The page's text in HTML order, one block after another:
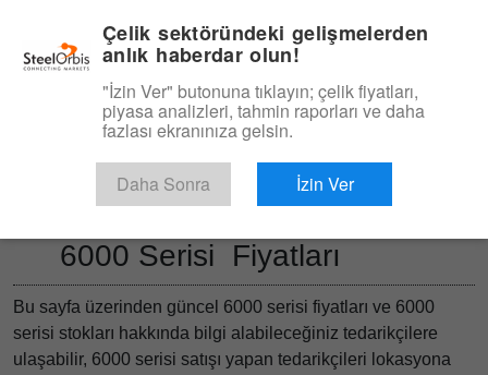
Ürün, Hizmet
6000 Serisi Fiyatları
Bu sayfa üzerinden güncel 6000 serisi fiyatları ve 6000
serisi stokları hakkında bilgi alabileceğiniz tedarikçilere
ulaşabilir, 6000 serisi satışı yapan tedarikçileri lokasyona
Çelik sektöründeki gelişmelerden
anlık haberdar olun!
"İzin Ver" butonuna tıklayın; çelik fiyatları,
piyasa analizleri, tahmin raporları ve daha
fazlası ekranınıza gelsin.
Daha Sonra İzin Ver